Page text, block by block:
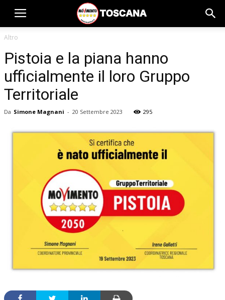
Altro
Pistoia e la piana hanno
ufficialmente il loro Gruppo
Territoriale
Da Simone Magnani - 20 Settembre 2023 295